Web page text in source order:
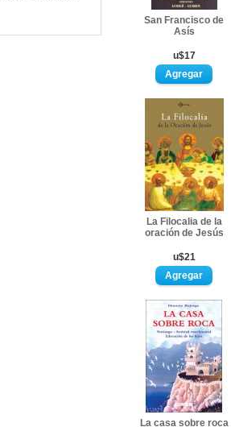
San Francisco de
Asís
u$17
La Filocalia de la
oración de Jesús
u$21
La casa sobre roca